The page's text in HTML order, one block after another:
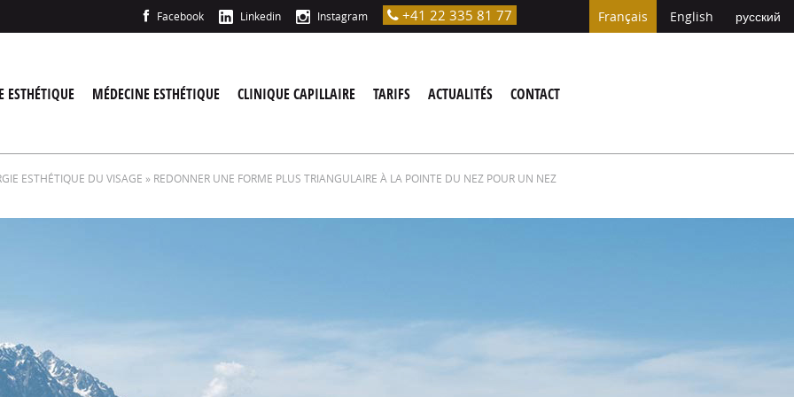
Facebook Linkedin Instagram  +41 22 335 81 77 Français English русский
ESTHÉTIQUE MÉDECINE ESTHÉTIQUE CLINIQUE CAPILLAIRE TARIFS ACTUALITÉS CONTACT
ESTHÉTIQUE DU VISAGE » REDONNER UNE FORME PLUS TRIANGULAIRE À LA POINTE DU NEZ POUR UN NEZ